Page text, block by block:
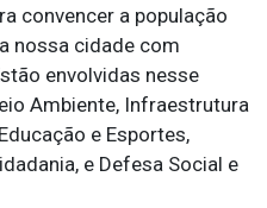
convencer a população
nossa cidade com
envolvidas nesse
Ambiente, Infraestrutura
e Esportes,
e Defesa Social e